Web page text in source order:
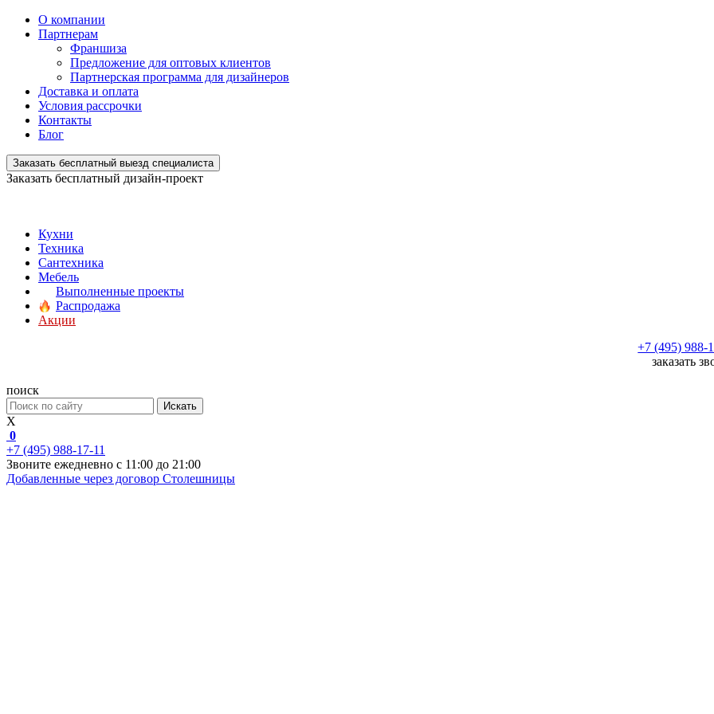
О компании
Партнерам
Франшиза
Предложение для оптовых клиентов
Партнерская программа для дизайнеров
Доставка и оплата
Условия рассрочки
Контакты
Блог
Заказать бесплатный выезд специалиста
Заказать бесплатный дизайн-проект
Кухни
Техника
Сантехника
Мебель
Выполненные проекты
Распродажа
Акции
+7 (495) 988-
заказать
поиск
Искать
X
0
+7 (495) 988-17-11
Звоните ежедневно с 11:00 до 21:00
Добавленные через договор Столешницы